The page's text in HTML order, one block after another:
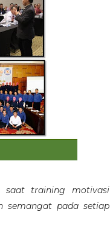
saat training motivasi
semangat pada setiap